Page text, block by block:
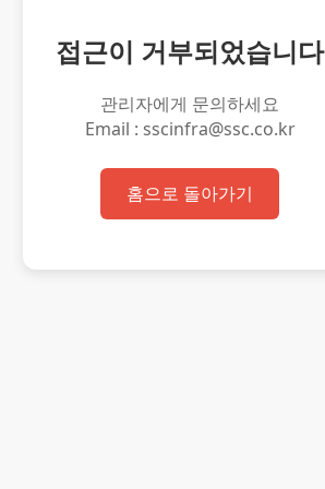
접근이 거부되었습니다
관리자에게 문의하세요
Email : sscinfra@ssc.co.kr
홈으로 돌아가기